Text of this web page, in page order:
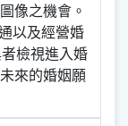
像之機會。
以及經營婚
檢視進入婚
來的婚姻願